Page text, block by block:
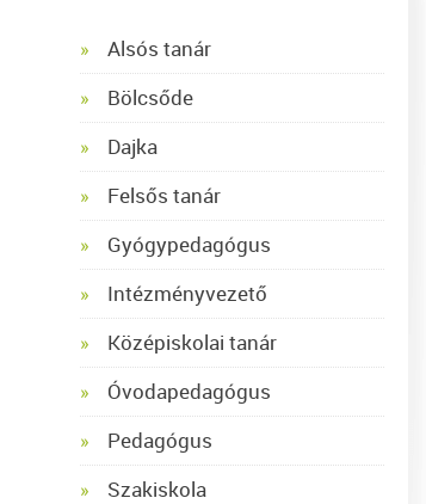
Alsós tanár
Bölcsőde
Dajka
Felsős tanár
Gyógypedagógus
Intézményvezető
Középiskolai tanár
Óvodapedagógus
Pedagógus
Szakiskola